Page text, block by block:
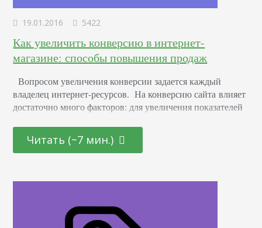
19.01.2016 5422
Как увеличить конверсию в интернет-
магазине: способы повышения продаж
Вопросом увеличения конверсии задается каждый
владелец интернет-ресурсов. На конверсию сайта влияет
достаточно много факторов: для увеличения показателей
оптимизировать. Далее рассмотрим подробнее каждый из
факторов. Юзабилити В идеале, успех продвижения
рекламировать сетевой проект, а от качества юзабилити.
Читать (~7 мин.)